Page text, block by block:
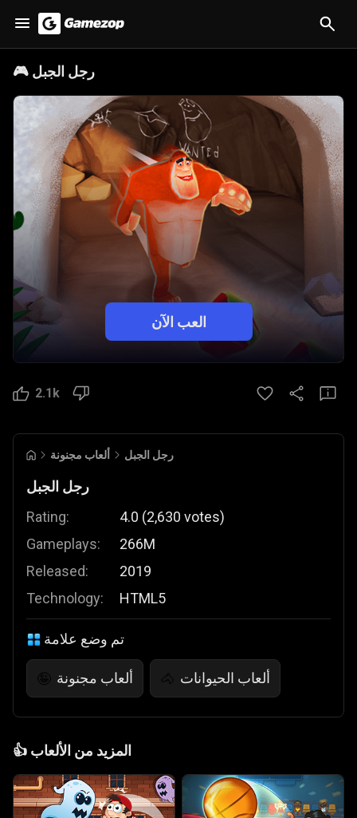
🎮 رجل الجبل
العب الآن
2.1k
ألعاب مجنونة رجل الجبل
رجل الجبل
Rating:
Gameplays:
Released:
Technology:
4.0 (2,630 votes)
266M
2019
HTML5
تم وضع علامة
🤪 ألعاب مجنونة 🐴 ألعاب الحيوانات
👍 المزيد من الألعاب